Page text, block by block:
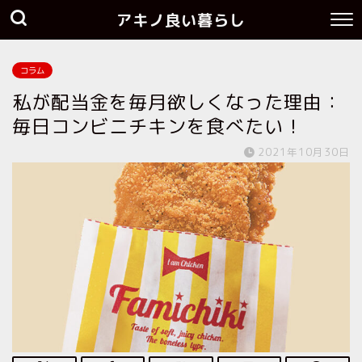
アキノ良い暮らし
コラム
私が配当金を毎月欲しくなった理由：
毎日コンビニチキンを食べたい！
2021年10月30日